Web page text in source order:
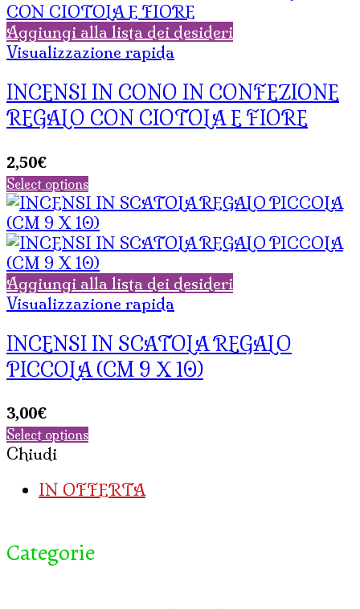
Aggiungi alla lista dei desideri
Visualizzazione rapida
INCENSI IN CONO IN CONFEZIONE
REGALO CON CIOTOLA E FIORE
2,50€
Select options
Aggiungi alla lista dei desideri
Visualizzazione rapida
INCENSI IN SCATOLA REGALO
PICCOLA (CM 9 X 10)
3,00€
Select options
Chiudi
IN OFFERTA
Categorie